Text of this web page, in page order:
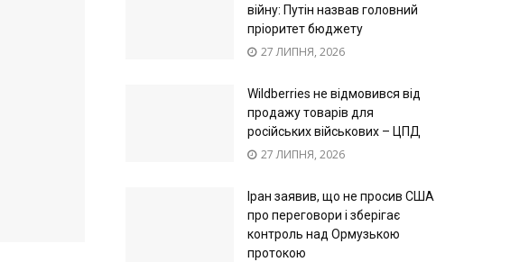
війну: Путін назвав головний
пріоритет бюджету
27 ЛИПНЯ, 2026
Wildberries не відмовився від
продажу товарів для
російських військових – ЦПД
27 ЛИПНЯ, 2026
Іран заявив, що не просив США
про переговори і зберігає
контроль над Ормузькою
протокою